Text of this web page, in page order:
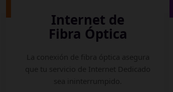
Internet de
Fibra Óptica